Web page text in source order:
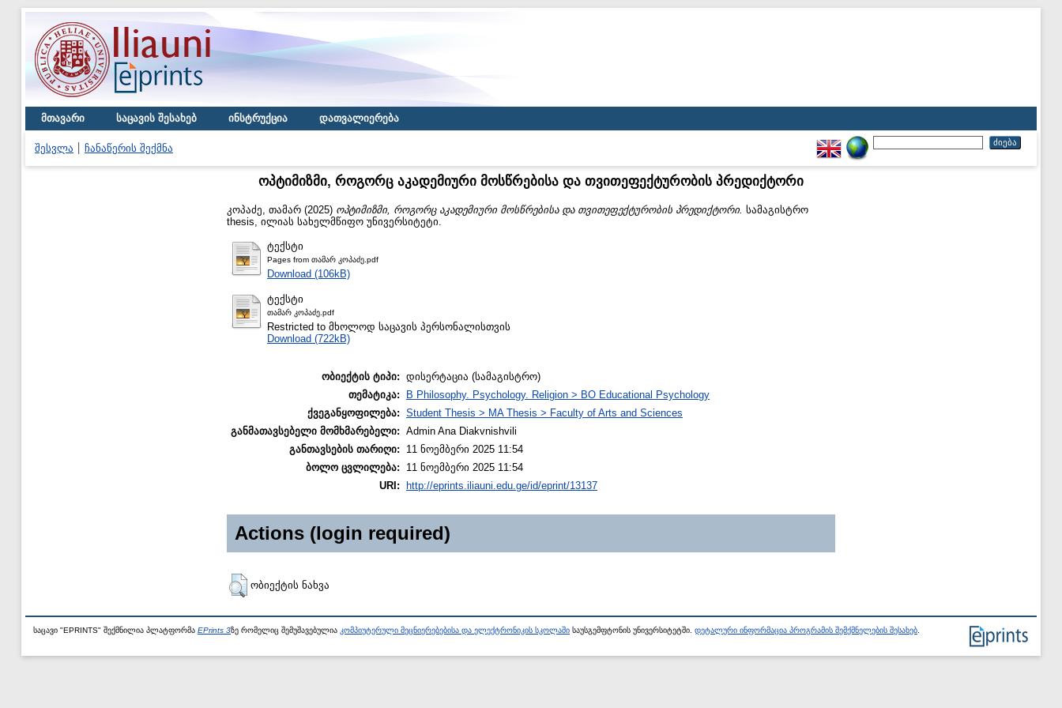
მთავარი საცავის შესახებ ინსტრუქცია დათვალიერება
შესვლა ჩანაწერის შექმნა
ოპტიმიზმი, როგორც აკადემიური მოსწრებისა და თვითეფექტურობის პრედიქტორი
კოპაძე, თამარ (2025) ოპტიმიზმი, როგორც აკადემიური მოსწრებისა და თვითეფექტურობის პრედიქტორი. სამაგისტრო
thesis, ილიას სახელმწიფო უნივერსიტეტი.
ტექსტი
Pages from თამარ კოპაძე.pdf
Download (106kB)
ტექსტი
თამარ კოპაძე.pdf
Restricted to მხოლოდ საცავის პერსონალისთვის
Download (722kB)
ობიექტის ტიპი: დისერტაცია (სამაგისტრო)
თემატიკა:
B Philosophy. Psychology. Religion > BO Educational Psychology
ქვეგანყოფილება: Student Thesis > MA Thesis > Faculty of Arts and Sciences
განმათავსებელი მომხმარებელი: Admin Ana Diakvnishvili
განთავსების თარიღი:
11 ნოემბერი 2025 11:54
ბოლო ცვლილება:
11 ნოემბერი 2025 11:54
URI:
http://eprints.iliauni.edu.ge/id/eprint/13137
Actions (login required)
ობიექტის ნახვა
საცავი "EPRINTS" შექმნილია პლატფორმა EPrints 3ზე რომელიც შემუშავებულია კომპიუტერული მეცნიერებებისა და ელექტრონიკის სკოლაში საუსგემფტონის უნივერსიტეტში. დეტალური ინფორმაცია პროგრამის შემქმნელების შესახებ.